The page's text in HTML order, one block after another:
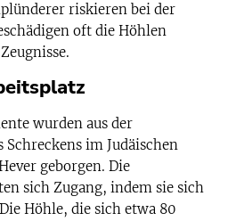
riskieren bei der
oft die Höhlen
wurden aus der
Schreckens im Judäischen
geborgen. Die
sich Zugang, indem sie sich
Höhle, die sich etwa 80